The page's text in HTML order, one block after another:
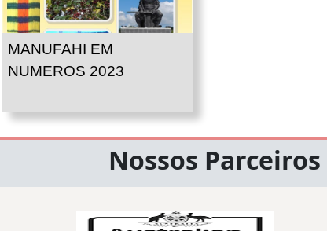
MANUFAHI EM
NUMEROS 2023
Nossos Parceiros